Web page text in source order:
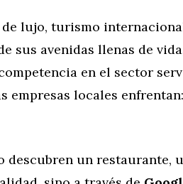
lujo, turismo
sus avenidas llenas de
en el sector
empresas locales enfrentan:
descubren un restaurante,